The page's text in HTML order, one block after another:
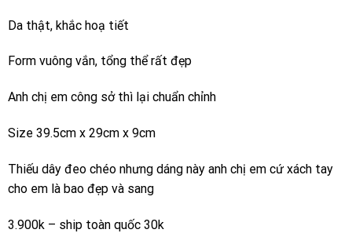
Da thật, khắc hoạ tiết
Form vuông vắn, tổng thể rất đẹp
Anh chị em công sở thì lại chuẩn chỉnh
Size 39.5cm x 29cm x 9cm
Thiếu dây đeo chéo nhưng dáng này anh chị em cứ xách tay
cho em là bao đẹp và sang
3.900k – ship toàn quốc 30k